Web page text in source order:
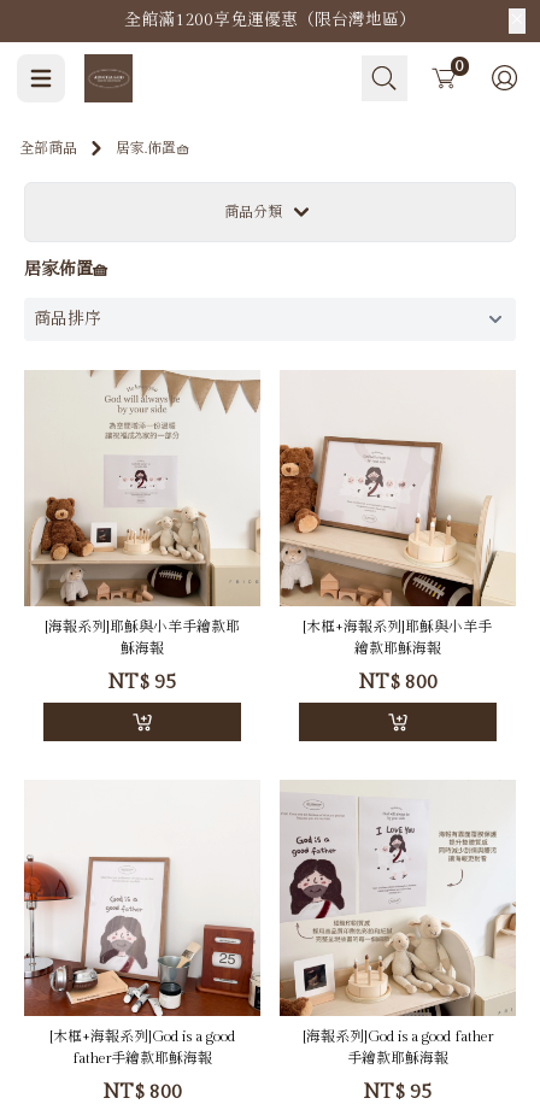
惠！
Cart
[海報系列]耶穌與小羊手繪款耶
穌海報
NT$95
[木框+海報系列]耶穌與小羊手
繪款耶穌海報
NT$800
[木框+海報系列]God is a good
father手繪款耶穌海報
[海報系列]God is a good father
手繪款耶穌海報